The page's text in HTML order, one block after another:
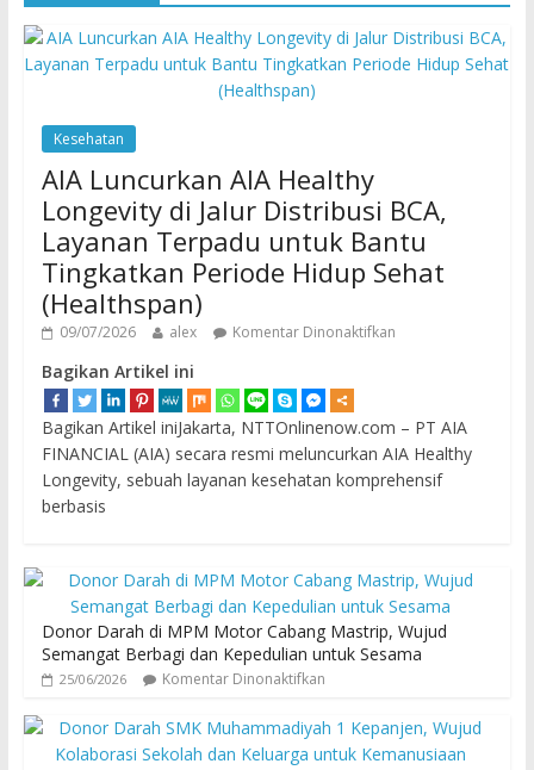
Kesehatan
AIA Luncurkan AIA Healthy
Longevity di Jalur Distribusi BCA,
Layanan Terpadu untuk Bantu
Tingkatkan Periode Hidup Sehat
(Healthspan)
09/07/2026 alex Komentar Dinonaktifkan
Bagikan Artikel ini
Bagikan Artikel iniJakarta, NTTOnlinenow.com – PT AIA
FINANCIAL (AIA) secara resmi meluncurkan AIA Healthy
Longevity, sebuah layanan kesehatan komprehensif
berbasis
Donor Darah di MPM Motor Cabang Mastrip, Wujud
Semangat Berbagi dan Kepedulian untuk Sesama
25/06/2026 Komentar Dinonaktifkan